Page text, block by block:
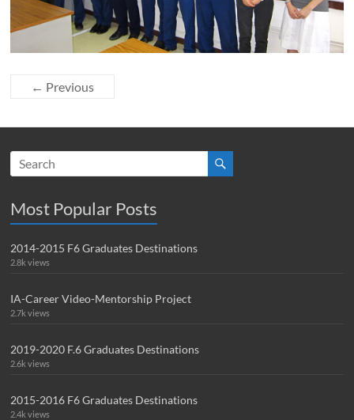
← Previous
Most Popular Posts
2014-2015 F6 Graduates Destinations
2.8k views
IA-Career Video-Mentorship Project
2.7k views
2019-2020 F.6 Graduates Destinations
2.6k views
2015-2016 F6 Graduates Destinations
2.4k views